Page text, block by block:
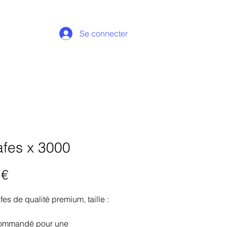
Se connecter
x 3000
Prix
de qualité premium, taille :
pour une